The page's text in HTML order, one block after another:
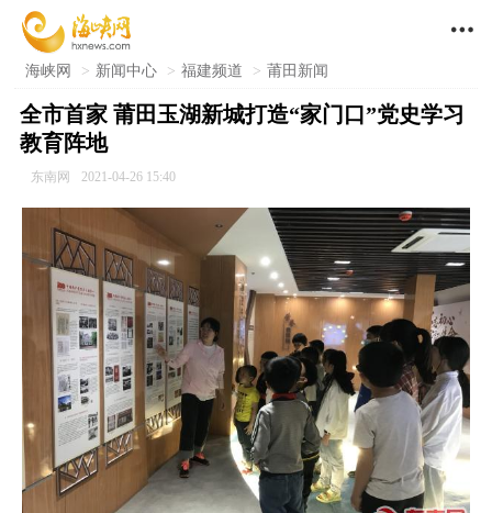

海峡网 > 新闻中心 > 福建频道 > 莆田新闻
全市首家 莆田玉湖新城打造“家门口”党史学习
教育阵地
东南网 2021-04-26 15:40